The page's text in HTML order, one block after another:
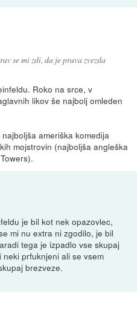
se mi zdi, da je prava zvezda
Roko na srce, v
likov še najbolj omleden
ameriška komedija
mojstrovin (najboljša angleška
je bil kot nek opazovlec,
mi nu extra ni zgodilo, je bil
tega je izpadlo vse skupaj
prfuknjeni ali se vsem
brezveze.